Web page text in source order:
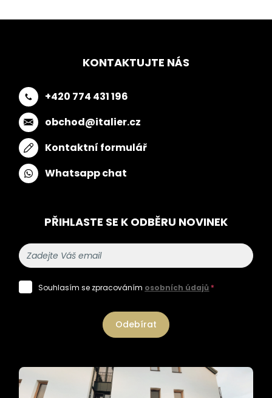
KONTAKTUJTE NÁS
+420 774 431 196
obchod@italier.cz
Kontaktní formulář
Whatsapp chat
PŘIHLASTE SE K ODBĚRU NOVINEK
Souhlasím se zpracováním osobních údajů *
Odebírat